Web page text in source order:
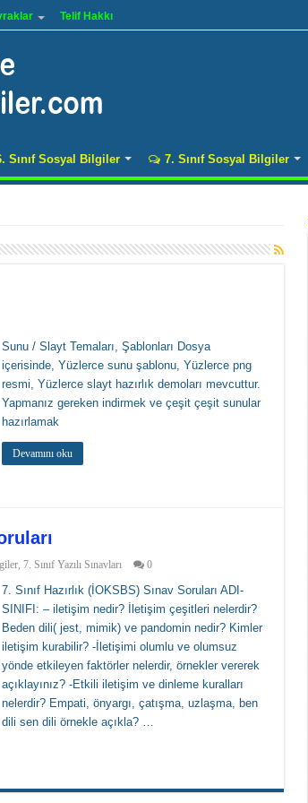
Telif Hakkı
Sınıf Sosyal Bilgiler 7. Sınıf Sosyal Bilgiler
Sunu / Slayt Temaları, Şablonları Dosya
içerisinde, Yüzlerce sunu şablonu, Yüzlerce png
resmi, Yüzlerce slayt hazırlık demoları mevcuttur.
Yapmanız gereken indirmek ve çeşit çeşit sunular
hazırlamak
Devamını oku
, 7. Sınıf Yazılı Sınavları 0
7. Sınıf Hazırlık (İOKSBS) Sınav Soruları ADI-
SINIFI: – iletişim nedir? İletişim çeşitleri nelerdir?
Beden dili( jest, mimik) ve pandomin nedir? Kimler
iletişim kurabilir? -İletişimi olumlu ve olumsuz
yönde etkileyen faktörler nelerdir, örnekler vererek
açıklayınız? -Etkili iletişim ve dinleme kuralları
nelerdir? Empati, önyargı, çatışma, uzlaşma, ben
dili sen dili örnekle açıkla? …